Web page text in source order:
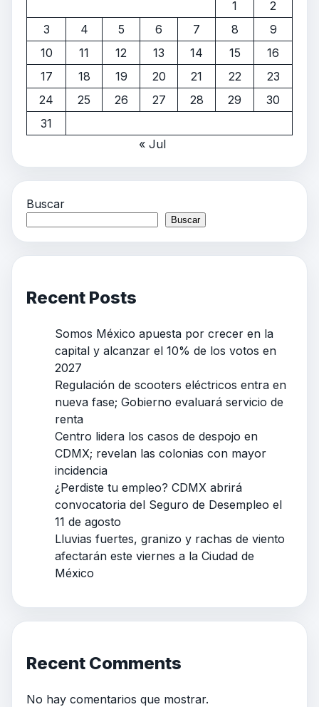
1
2
3
4 5 6 7 8
9
10
11 12 13 14 15
16
17
18 19 20 21 22
23
24
25 26 27 28 29
30
31
« Jul
Buscar
Buscar
Recent Posts
Somos México apuesta por crecer en la
capital y alcanzar el 10% de los votos en
2027
Regulación de scooters eléctricos entra en
nueva fase; Gobierno evaluará servicio de
renta
Centro lidera los casos de despojo en
CDMX; revelan las colonias con mayor
incidencia
¿Perdiste tu empleo? CDMX abrirá
convocatoria del Seguro de Desempleo el
11 de agosto
Lluvias fuertes, granizo y rachas de viento
afectarán este viernes a la Ciudad de
México
Recent Comments
No hay comentarios que mostrar.